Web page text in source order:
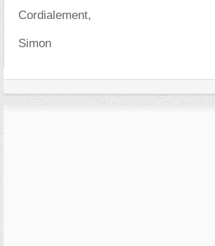
Cordialement,
Simon